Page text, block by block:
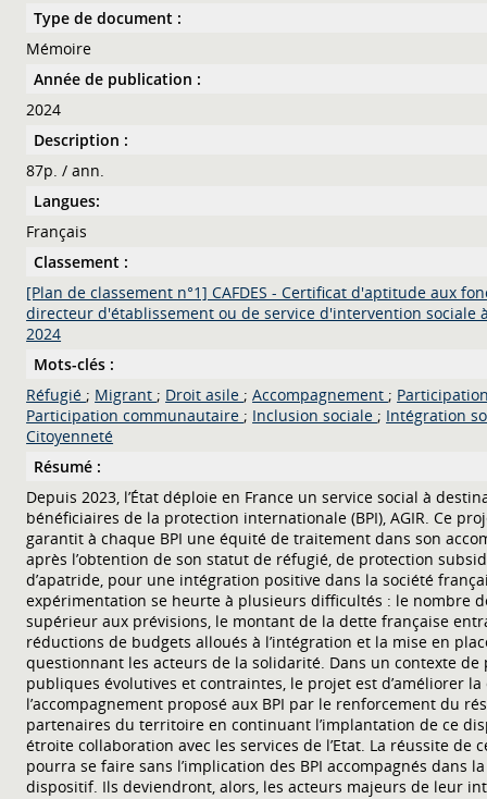
Type de document :
Mémoire
Année de publication :
2024
Description :
87p. / ann.
Langues:
Français
Classement :
[Plan de classement n°1] CAFDES - Certificat d'aptitude aux
directeur d'établissement ou de service d'intervention sociale
2024
Mots-clés :
Réfugié ; Migrant ; Droit asile ; Accompagnement ;
Participation communautaire ; Inclusion sociale ; Intégration
Citoyenneté
Résumé :
Depuis 2023, l’État déploie en France un service social à
bénéficiaires de la protection internationale (BPI), AGIR. Ce
garantit à chaque BPI une équité de traitement dans son
après l’obtention de son statut de réfugié, de protection
d’apatride, pour une intégration positive dans la société
expérimentation se heurte à plusieurs difficultés : le nombre
supérieur aux prévisions, le montant de la dette française
réductions de budgets alloués à l’intégration et la mise en
questionnant les acteurs de la solidarité. Dans un contexte de
publiques évolutives et contraintes, le projet est d’améliorer
l’accompagnement proposé aux BPI par le renforcement du
partenaires du territoire en continuant l’implantation de ce
étroite collaboration avec les services de l’Etat. La réussite de
pourra se faire sans l’implication des BPI accompagnés dans
dispositif. Ils deviendront, alors, les acteurs majeurs de leur